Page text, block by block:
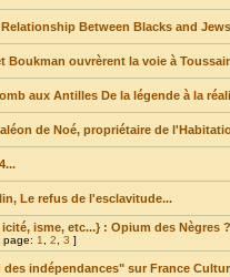
Between Blacks and
Boukman ouvrèrent la voie à
aux Antilles De la légende à la
de Noé, propriétaire de
Le refus de l'esclavitude...
isme, etc...} : Opium des Nègres ?
page: 1 2 3 ]
des indépendances" sur France